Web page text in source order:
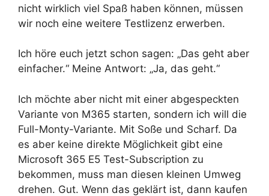
nicht wirklich viel Spaß haben können, müssen
wir noch eine weitere Testlizenz erwerben.
Ich höre euch jetzt schon sagen: „Das geht aber
einfacher.“ Meine Antwort: „Ja, das geht.“
Ich möchte aber nicht mit einer abgespeckten
Variante von M365 starten, sondern ich will die
Full-Monty-Variante. Mit Soße und Scharf. Da
es aber keine direkte Möglichkeit gibt eine
Microsoft 365 E5 Test-Subscription zu
bekommen, muss man diesen kleinen Umweg
drehen. Gut. Wenn das geklärt ist, dann kaufen